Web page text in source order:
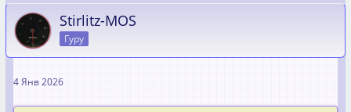
Stirlitz-MOS
Гуру
4 Янв 2026